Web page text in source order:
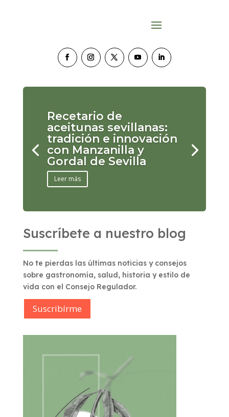
Recetario de
aceitunas sevillanas:
tradición e innovación
con Manzanilla y
Gordal de Sevilla
Leer más
Suscríbete a nuestro blog
No te pierdas las últimas noticias y consejos
sobre gastronomía, salud, historia y estilo de
vida con el Consejo Regulador.
Suscribírme